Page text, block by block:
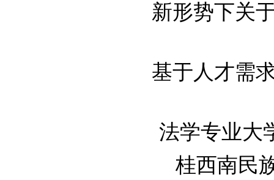
新形势下关
基于人才需
法学专业大
桂西南民